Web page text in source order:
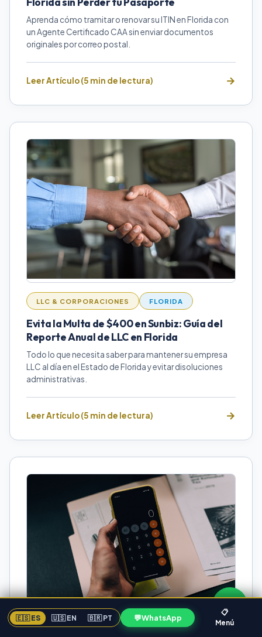
Aprenda cómo tramitar o renovar su ITIN en Florida con
un Agente Certificado CAA sin enviar documentos
originales por correo postal.
Leer Artículo (5 min de lectura)
LLC & CORPORACIONES FLORIDA
Evita la Multa de $400 en Sunbiz: Guía del
Reporte Anual de LLC en Florida
Todo lo que necesita saber para mantener su empresa
LLC al día en el Estado de Florida y evitar disoluciones
administrativas.
Leer Artículo (5 min de lectura)
🇪🇸 ES 🇺🇸 EN 🇧🇷 PT 💬WhatsApp
📋
Menú